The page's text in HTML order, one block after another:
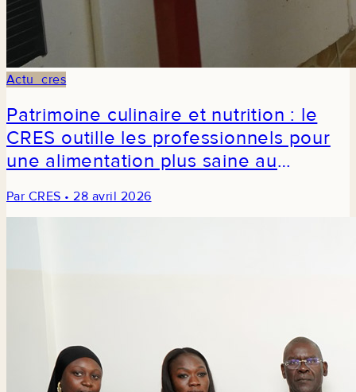
Actu_cres
Patrimoine culinaire et nutrition : le
CRES outille les professionnels pour
une alimentation plus saine au
Par CRES • 28 avril 2026